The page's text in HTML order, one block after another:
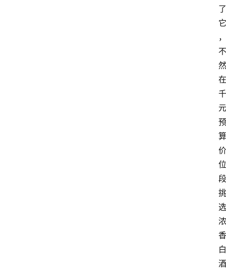
了
它
，
不
然
在
千
元
预
算
价
位
段
挑
选
浓
香
白
酒